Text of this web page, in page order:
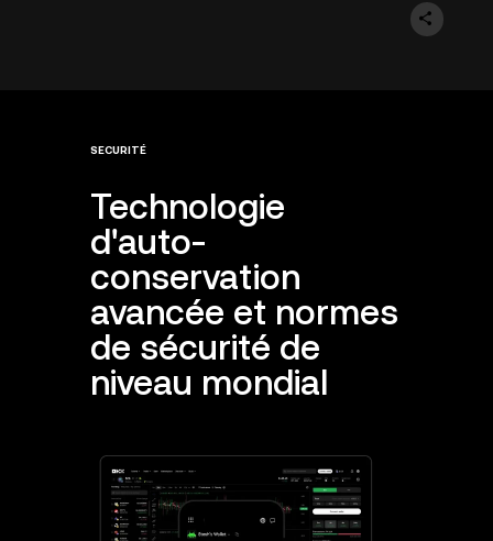
SECURITÉ
Technologie
d'auto-
conservation
avancée et normes
de sécurité de
niveau mondial